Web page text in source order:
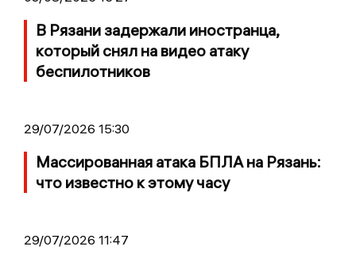
В Рязани задержали иностранца,
который снял на видео атаку
беспилотников
29/07/2026 15:30
Массированная атака БПЛА на Рязань:
что известно к этому часу
29/07/2026 11:47